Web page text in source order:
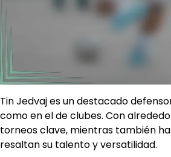
Tin Jedvaj es un destacado
como en el de clubes. Con
torneos clave, mientras también
resaltan su talento y versatilidad.